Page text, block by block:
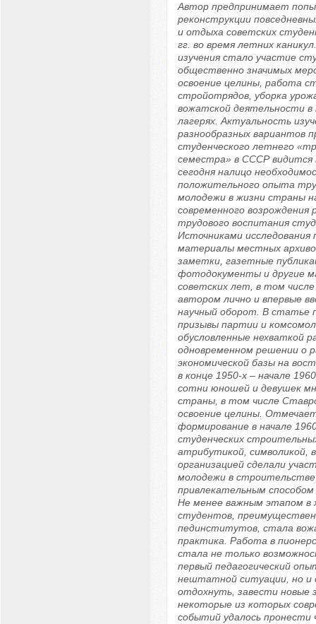
Автор предпринимает
реконструкции
и отдыха советских
гг. во время летних
изучения стало участие
общественно значимых
освоение целины, работа
стройотрядов, уборка
вожатской деятельности в
лагерях. Актуальность
разнообразных вариантов
студенческого летнего
семестра» в СССР
сегодня налицо
положительного опыта
молодежи в жизни страны
современного возрождения
трудового воспитания
Источниками исследования
материалы местных
заметки, газетные
фотодокументы и другие
советских лет, в том
автором лично и впервые
научный оборот. В статье
призывы партии и
обусловленные нехваткой
одновременном решении о
экономической базы на
в конце 1950-х – начале
сотни юношей и девушек
страны, в том числе
освоение целины.
формирование в начале
студенческих
атрибутикой, символикой,
организацией сделали
молодежи в
привлекательным
Не менее важным этапом в
студентов,
пединститутов, стала
практика. Работа в
стала не только
первый педагогический
нештатной ситуации, но и
отдохнуть, завести новые
некоторые из которых
событий удалось пронести